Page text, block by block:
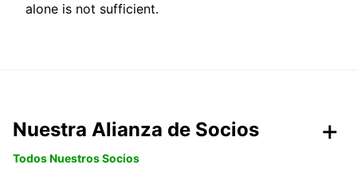
alone is not sufficient.
Nuestra Alianza de Socios
Todos Nuestros Socios